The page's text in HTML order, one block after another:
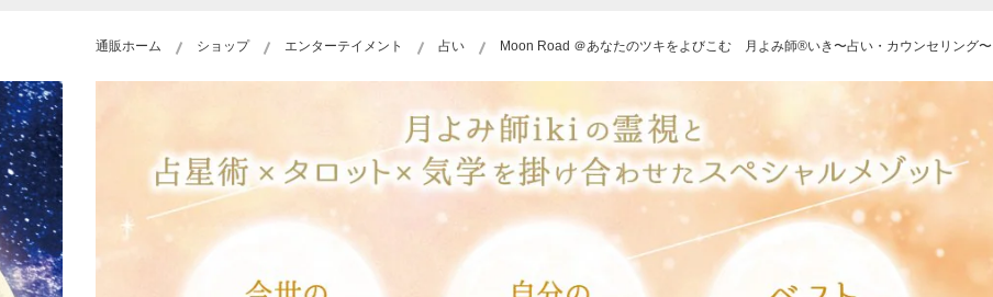
通販ホーム ショップ エンターテイメント 占い Moon Road ＠あなたのツキをよびこむ 月よみ師®いき〜占い・カウンセリング〜